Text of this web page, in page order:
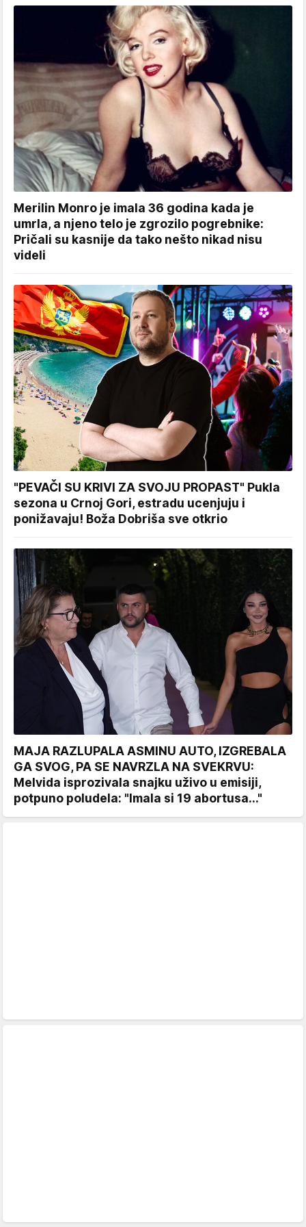
Merilin Monro je imala 36 godina kada je
umrla, a njeno telo je zgrozilo pogrebnike:
Pričali su kasnije da tako nešto nikad nisu
videli
"PEVAČI SU KRIVI ZA SVOJU PROPAST" Pukla
sezona u Crnoj Gori, estradu ucenjuju i
ponižavaju! Boža Dobriša sve otkrio
MAJA RAZLUPALA ASMINU AUTO, IZGREBALA
GA SVOG, PA SE NAVRZLA NA SVEKRVU:
Melvida isprozivala snajku uživo u emisiji,
potpuno poludela: "Imala si 19 abortusa..."